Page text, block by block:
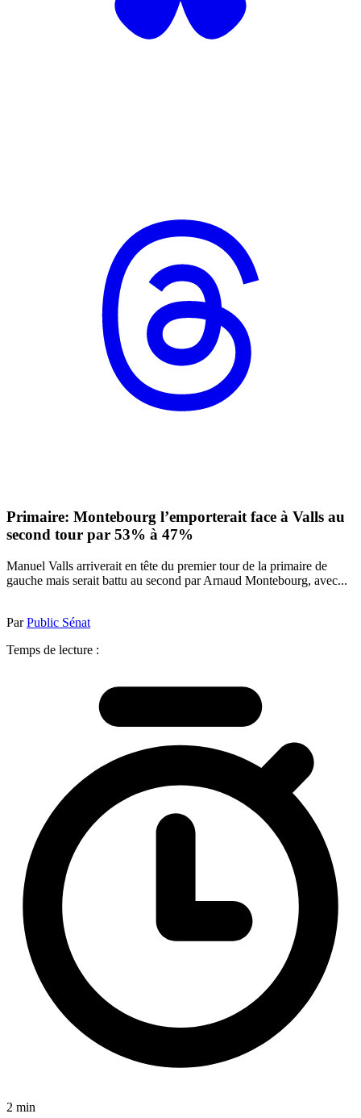
Primaire: Montebourg l’emporterait face à Valls au
second tour par 53% à 47%
Manuel Valls arriverait en tête du premier tour de la primaire de
gauche mais serait battu au second par Arnaud Montebourg, avec...
ParPublic Sénat
Temps de lecture :
2 min